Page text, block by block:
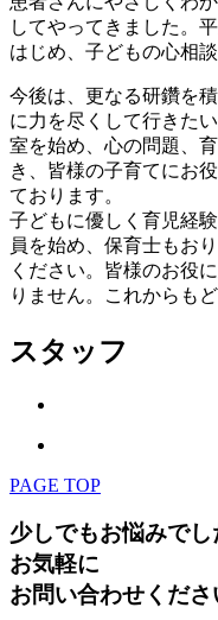
してやってきました。
はじめ、子どもの心相
今後は、更なる研鑽を
に力を尽くして行きた
室を始め、心の問題、
き、皆様の子育てにお
ております。
子どもに優しく育児経
員を始め、保育士もお
ください。皆様のお役
りません。これからも
スタッフ
PAGE TOP
少しでもお悩みでし
お気軽に
お問い合わせくださ